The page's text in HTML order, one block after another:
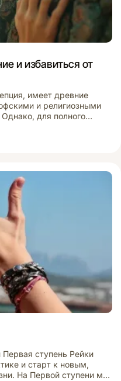
и избавиться от
имеет древние
и религиозными
для полного
его влияние на
позитивного
позитивного […]
ступень Рейки
и старт к новым,
На Первой ступени мы